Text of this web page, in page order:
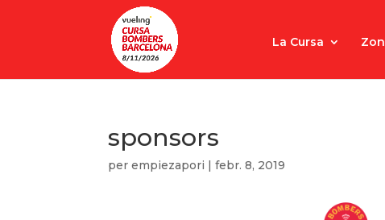
La Cursa
sponsors
perempiezapori |febr. 8, 2019